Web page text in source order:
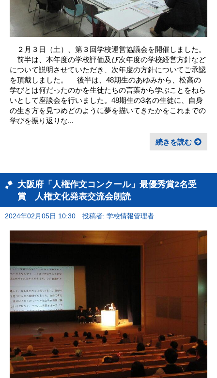
２月３日（土）、第３回学校運営協議会を開催しました。
前半は、本年度の学校評価及び次年度の学校経営方針など
について説明させていただき、次年度の方針についてご承認
を頂戴しました。 後半は、48期生のあゆみから、松高の
学びとは何だったのかを生徒たちの言葉から学ぶことをねら
いとして座談会を行いました。48期生の3名の生徒に、自身
の生き方を見つめどのように夢を描いてきたかをこれまでの
学びを振り返りな...
続きを読む
大阪府「人権作文コンクール」最優秀賞2名受
賞 人権文化発表交流会朗読
2024年02月05日 10:30 投稿者: 学校情報管理者